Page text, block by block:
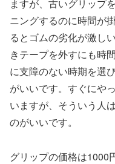
ますが、古いグリップ
ニングするのに時間が
るとゴムの劣化が激し
きテープを外すにも時
に支障のない時期を選
がいいです。すぐにや
いますが、そういう人
のがいいです。
グリップの価格は1000